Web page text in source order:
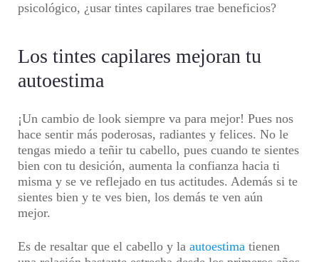
psicológico, ¿usar tintes capilares trae beneficios?
Los tintes capilares mejoran tu
autoestima
¡Un cambio de look siempre va para mejor! Pues nos
hace sentir más poderosas, radiantes y felices. No le
tengas miedo a teñir tu cabello, pues cuando te sientes
bien con tu desición, aumenta la confianza hacia ti
misma y se ve reflejado en tus actitudes. Además si te
sientes bien y te ves bien, los demás te ven aún
mejor.
Es de resaltar que el cabello y la autoestima tienen